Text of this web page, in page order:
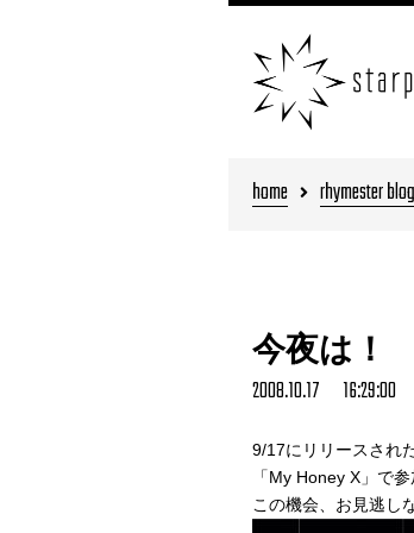
home rhymester blog
今夜は！
2008.10.17 16:29:00
9/17にリリースされ
「My Honey X」で
この機会、お見逃し